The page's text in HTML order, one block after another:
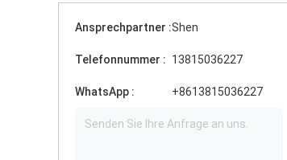
Ansprechpartner :Shen
Telefonnummer : 13815036227
WhatsApp : +8613815036227